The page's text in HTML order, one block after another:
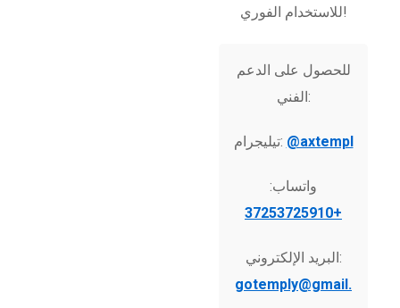
للاستخدام الفوري!
للحصول على الدعم
الفني:
تيليجرام: @axtempl
واتساب:
+37253725910
البريد الإلكتروني:
gotemply@gmail.